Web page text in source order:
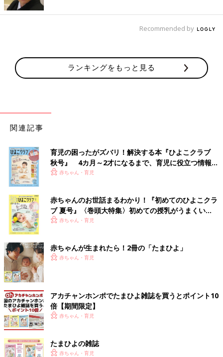
Recommended by
ランキングをもっと見る
関連記事
育児の困ったがズバリ！解決する本『ひよこクラブ
秋号』 4カ月～2才になるまで、育児に役立つ情報が
いっぱい！
赤ちゃん・育児
赤ちゃんのお世話まるわかり！『初めてのひよこクラ
ブ 夏号』〈巻頭大特集〉初めての授乳がうまくい
く！ おっぱい・ミルクの基本と夏のトラブル 解決テ
赤ちゃん・育児
赤ちゃんが生まれたら！2冊の「たまひよ」
赤ちゃん・育児
アカチャンホンポでたまひよ雑誌を買うとポイント10
倍【期間限定】
赤ちゃん・育児
たまひよの雑誌
赤ちゃん・育児